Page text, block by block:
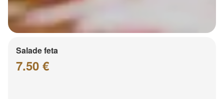
Salade feta
7.50 €